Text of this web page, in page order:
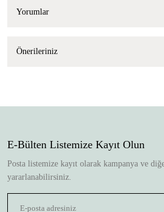
Yorumlar
Önerileriniz
E-Bülten Listemize Kayıt Olun
Posta listemize kayıt olarak kampanya ve
yararlanabilirsiniz.